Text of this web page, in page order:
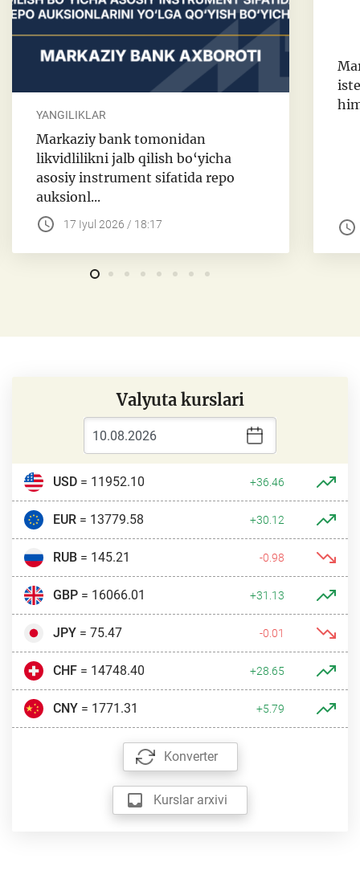
YANGILIKLAR
Markaziy bank tomonidan
likvidlilikni jalb qilish bo‘yicha
asosiy instrument sifatida repo
auksionl...
17 Iyul 2026 / 18:17
Valyuta kurslari
USD = 11952.10 +36.46
EUR = 13779.58 +30.12
RUB = 145.21 -0.98
GBP = 16066.01 +31.13
JPY = 75.47 -0.01
CHF = 14748.40 +28.65
CNY = 1771.31 +5.79
Konverter
Kurslar arxivi